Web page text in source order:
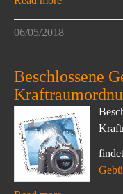
06/05/2018
Beschlossene